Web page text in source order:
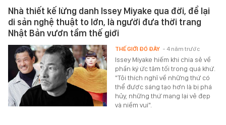
Nhà thiết kế lừng danh Issey Miyake qua đời, để lại
di sản nghệ thuật to lớn, là người đưa thời trang
Nhật Bản vươn tầm thế giới
Issey Miyake hiếm khi chia sẻ về
phần ký ức tăm tối trong quá khứ.
"Tôi thích nghĩ về những thứ có
thể được sáng tạo hơn là bị phá
hủy, những thứ mang lại vẻ đẹp
và niềm vui".
THẾ GIỚI ĐÓ ĐÂY - 4 năm trước